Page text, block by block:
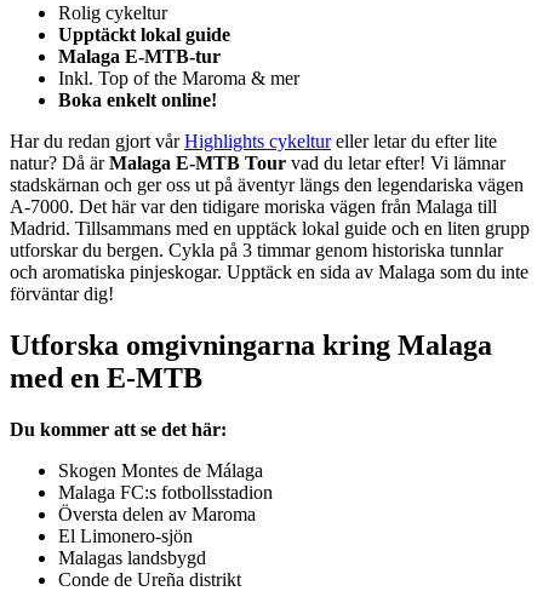
Rolig cykeltur
Upptäckt lokal guide
Malaga E-MTB-tur
Inkl. Top of the Maroma & mer
Boka enkelt online!
Har du redan gjort vårHighlights cykeltureller letar du efter lite
natur? Då ärMalaga E-MTB Tour vad du letar efter! Vi lämnar
stadskärnan och ger oss ut på äventyr längs den legendariska vägen
A-7000. Det här var den tidigare moriska vägen från Malaga till
Madrid. Tillsammans med en upptäck lokal guide och en liten grupp
utforskar du bergen. Cykla på 3 timmar genom historiska tunnlar
och aromatiska pinjeskogar. Upptäck en sida av Malaga som du inte
förväntar dig!
Utforska omgivningarna kring Malaga
med en E-MTB
Du kommer att se det här:
Skogen Montes de Málaga
Malaga FC:s fotbollsstadion
Översta delen av Maroma
El Limonero-sjön
Malagas landsbygd
Conde de Ureña distrikt